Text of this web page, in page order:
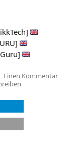
Einen Kommentarzu